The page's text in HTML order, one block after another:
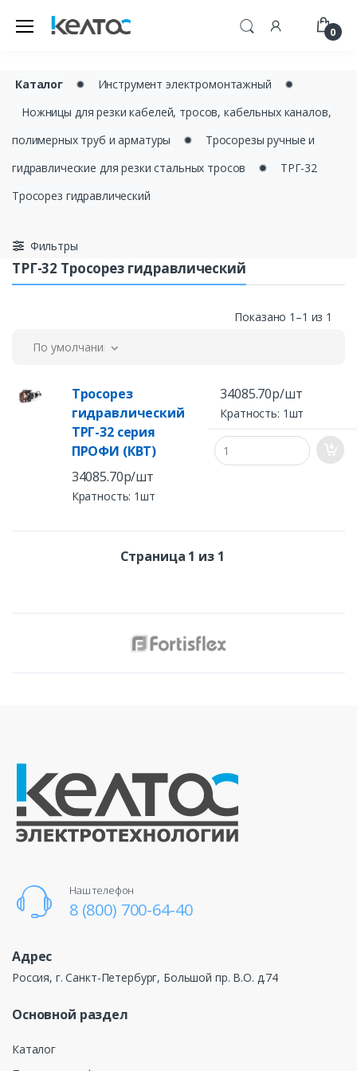
0
Каталог ✹ Инструмент электромонтажный
✹
Ножницы для резки кабелей, тросов, кабельных каналов,
полимерных труб и арматуры
✹
Тросорезы ручные и
гидравлические для резки стальных тросов
✹
ТРГ-32
Тросорез гидравлический
Фильтры
ТРГ-32 Тросорез гидравлический
Показано 1–1 из 1
По умолчанию
Тросорез
гидравлический
ТРГ-32 серия
ПРОФИ (КВТ)
34085.70р/шт
Кратность: 1шт
34085.70р/шт
Кратность: 1шт
Страница 1 из 1
Наш телефон
8 (800) 700-64-40
Адрес
Россия, г. Санкт-Петербург, Большой пр. В.О. д.74
Основной раздел
Каталог